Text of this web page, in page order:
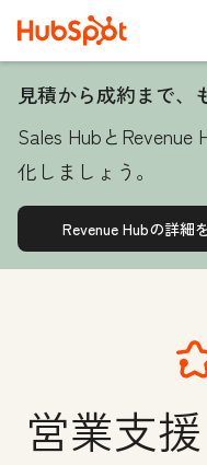
見積から成約まで、
Sales Hubと
化しましょう。
Revenue Hubの詳細
営業支